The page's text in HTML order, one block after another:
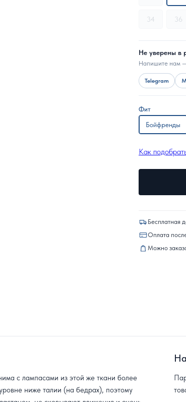
34 36
Не уверены в
Напишите нам
Telegram
Фит
Бойфренды
Как
Бесплатная
Оплата
Можно
с лампасами из этой же ткани более
ниже талии (на бедрах), поэтому